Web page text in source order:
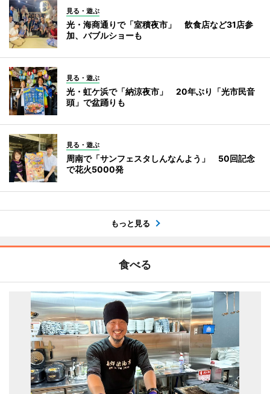
見る・遊ぶ
光・海商通りで「室積夜市」 飲食店など31店参
加、バブルショーも
見る・遊ぶ
光・虹ケ浜で「納涼夜市」 20年ぶり「光市民音
頭」で盆踊りも
見る・遊ぶ
周南で「サンフェスタしんなんよう」 50回記念
で花火5000発
もっと見る
食べる